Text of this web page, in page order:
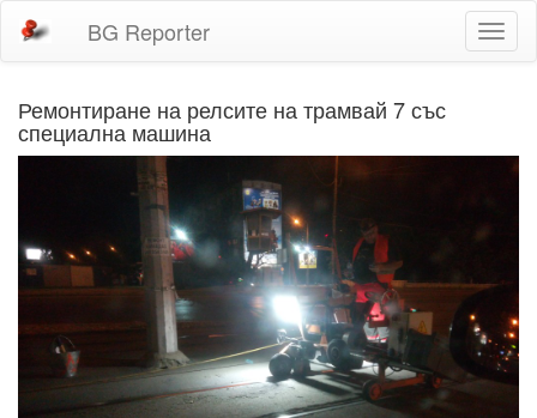
BG Reporter
Ремонтиране на релсите на трамвай 7 със
специална машина